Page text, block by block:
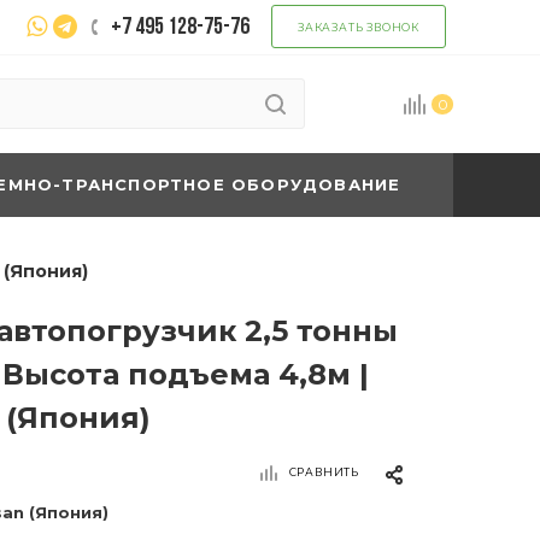
+7 495 128-75-76 ЗАКАЗАТЬ ЗВОНОК
0
ТРАНСПОРТНОЕ ОБОРУДОВАНИЕ
(Япония)
2,5 тонны
Высота подъема 4,8м |
(Япония)
СРАВНИТЬ
(Япония)